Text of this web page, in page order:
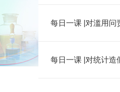
每日一课 |对滥用问
每日一课 |对统计造